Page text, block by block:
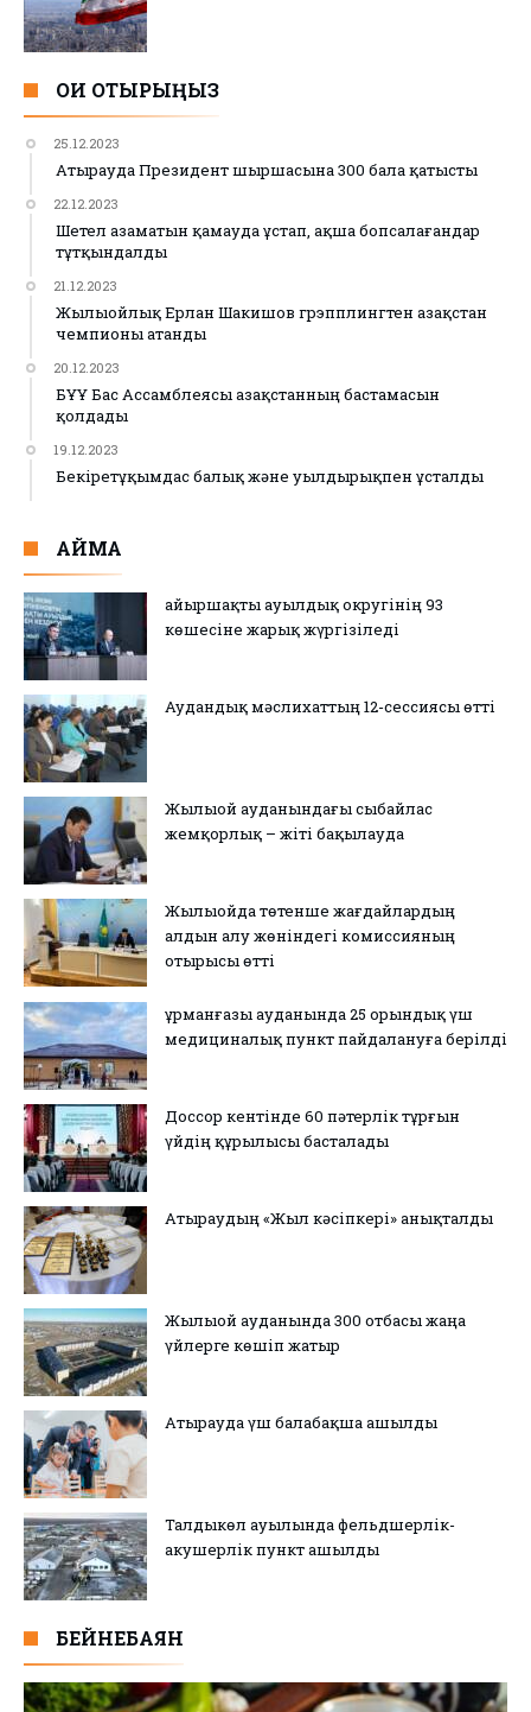
ОҚИ ОТЫРЫҢЫЗ
25.12.2023
Атырауда Президент шыршасына 300 бала қатысты
22.12.2023
Шетел азаматын қамауда ұстап, ақша бопсалағандар
тұтқындалды
21.12.2023
Жылыойлық Ерлан Шакишов грэпплингтен Қазақстан
чемпионы атанды
20.12.2023
БҰҰ Бас Ассамблеясы Қазақстанның бастамасын
қолдады
19.12.2023
Бекіретұқымдас балық және уылдырықпен ұсталды
АЙМАҚ
Қайыршақты ауылдық округінің 93
көшесіне жарық жүргізіледі
Аудандық мәслихаттың 12-сессиясы өтті
Жылыой ауданындағы сыбайлас
жемқорлық – жіті бақылауда
Жылыойда төтенше жағдайлардың
алдын алу жөніндегі комиссияның
отырысы өтті
Құрманғазы ауданында 25 орындық үш
медициналық пункт пайдалануға берілді
Доссор кентінде 60 пәтерлік тұрғын
үйдің құрылысы басталады
Атыраудың «Жыл кәсіпкері» анықталды
Жылыой ауданында 300 отбасы жаңа
үйлерге көшіп жатыр
Атырауда үш балабақша ашылды
Талдыкөл ауылында фельдшерлік-
акушерлік пункт ашылды
БЕЙНЕБАЯН